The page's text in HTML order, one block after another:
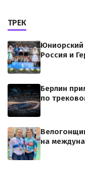
ТРЕК
Юниорский
Россия и
Берлин
по
на